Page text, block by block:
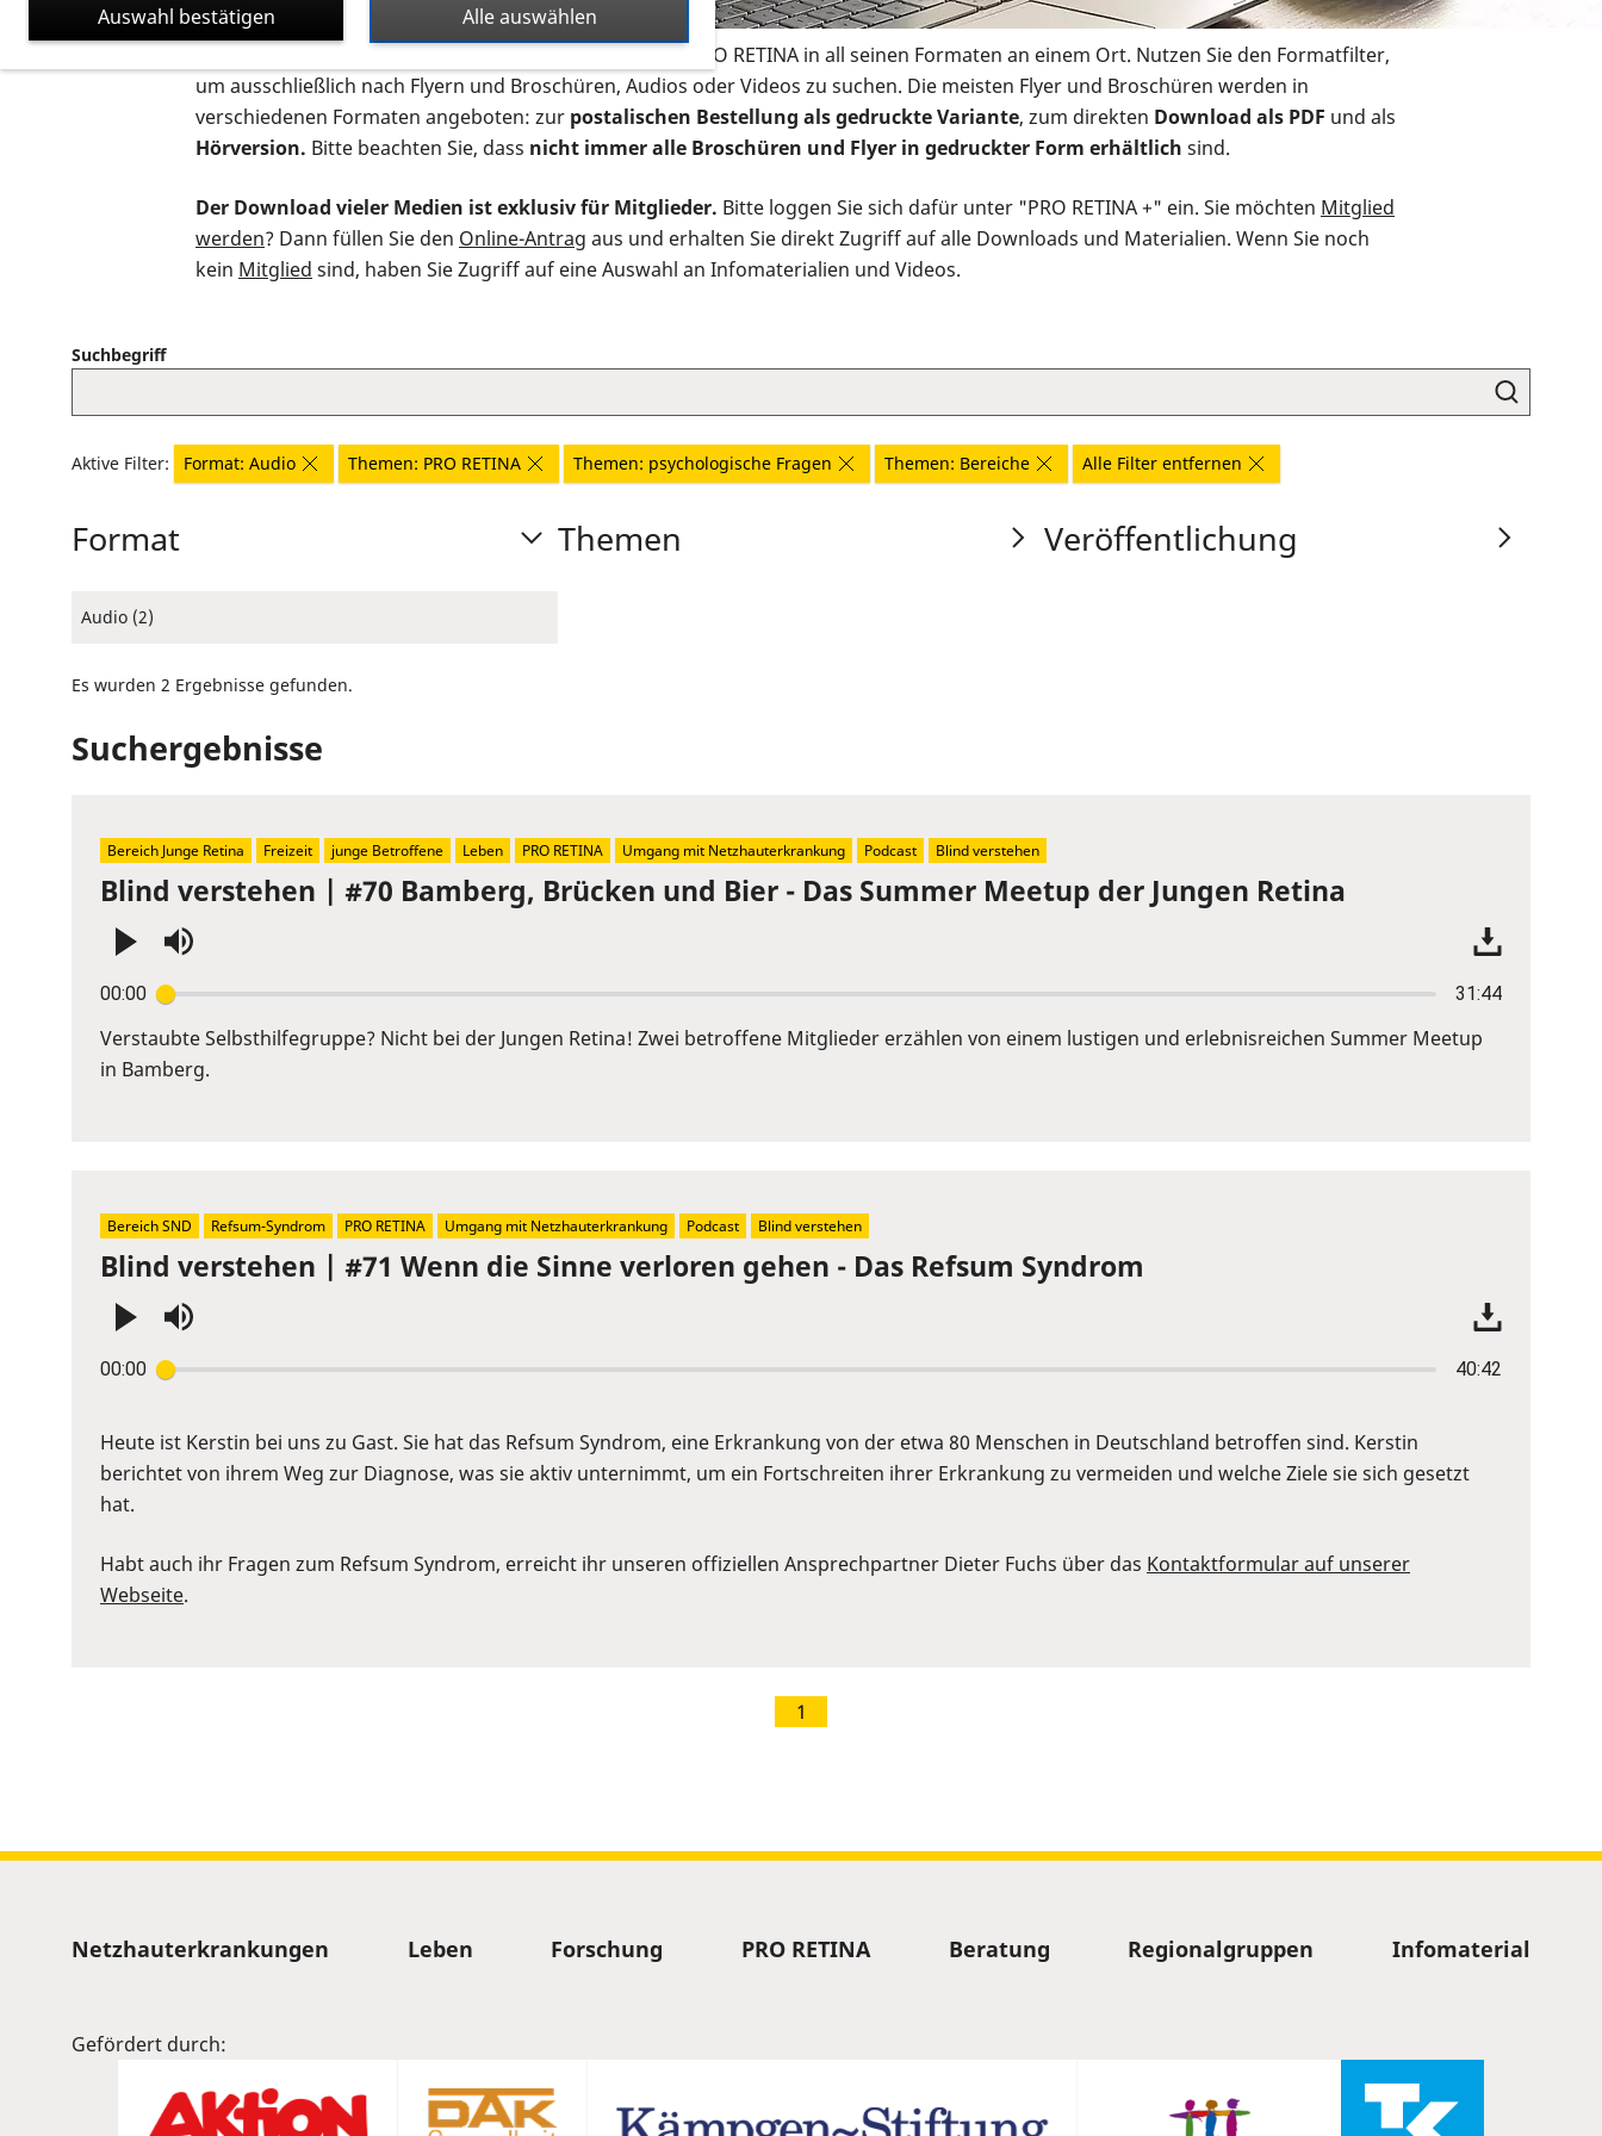
Auf dieser Seite finden Sie sämtliches Infomaterial der PRO RETINA in all seinen Formaten an einem Ort. Nutzen Sie den Formatfilter,
um ausschließlich nach Flyern und Broschüren, Audios oder Videos zu suchen. Die meisten Flyer und Broschüren werden in
verschiedenen Formaten angeboten: zur postalischen Bestellung als gedruckte Variante, zum direkten Download als PDF und als
Hörversion. Bitte beachten Sie, dass nicht immer alle Broschüren und Flyer in gedruckter Form erhältlich sind.
Der Download vieler Medien ist exklusiv für Mitglieder. Bitte loggen Sie sich dafür unter "PRO RETINA +" ein. Sie möchten Mitglied
werden? Dann füllen Sie den Online-Antrag aus und erhalten Sie direkt Zugriff auf alle Downloads und Materialien. Wenn Sie noch
kein Mitglied sind, haben Sie Zugriff auf eine Auswahl an Infomaterialien und Videos.
Suchbegriff
Aktive Filter: Format: Audio Themen: PRO RETINA Themen: psychologische Fragen Themen: Bereiche Alle Filter entfernen
Format
Audio (2)
Themen Veröffentlichung
Es wurden 2 Ergebnisse gefunden.
Suchergebnisse
Blind verstehen | #70 Bamberg, Brücken und Bier - Das Summer Meetup der Jungen Retina
00:00 31:44
Enter
or
Space
Verstaubte Selbsthilfegruppe? Nicht bei der Jungen Retina! Zwei betroffene Mitglieder erzählen von einem lustigen und erlebnisreichen Summer Meetup
in Bamberg.
Bereich Junge Retina Freizeit junge Betroffene Leben PRO RETINA Umgang mit Netzhauterkrankung Podcast Blind verstehen
Blind verstehen | #71 Wenn die Sinne verloren gehen - Das Refsum Syndrom
00:00 40:42
Enter
Space
to
slider.
Heute ist Kerstin bei uns zu Gast. Sie hat das Refsum Syndrom, eine Erkrankung von der etwa 80 Menschen in Deutschland betroffen sind. Kerstin
berichtet von ihrem Weg zur Diagnose, was sie aktiv unternimmt, um ein Fortschreiten ihrer Erkrankung zu vermeiden und welche Ziele sie sich gesetzt
hat.
Habt auch ihr Fragen zum Refsum Syndrom, erreicht ihr unseren offiziellen Ansprechpartner Dieter Fuchs über das Kontaktformular auf unserer
Webseite.
Bereich SND Refsum-Syndrom PRO RETINA Umgang mit Netzhauterkrankung Podcast Blind verstehen
1
Sitemap
Netzhauterkrankungen Leben Forschung PRO RETINA Beratung Regionalgruppen Infomaterial
Gefördert durch:
Alle auswählen
Auswahl bestätigen